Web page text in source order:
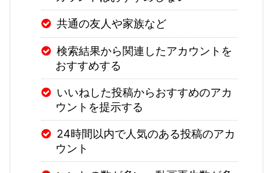
共通の友人や家族など
検索結果から関連したアカウントを
おすすめする
いいねした投稿からおすすめのアカ
ウントを提示する
24時間以内で人気のある投稿のアカ
ウント